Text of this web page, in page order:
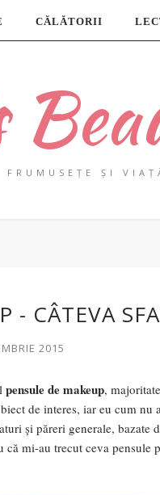
CĂLĂTORII
FRUMUSEȚE ȘI
- CÂTEVA
2015
pensule de makeup,
de interes, iar eu cum nu
și păreri generale, bazate
mi-au trecut ceva pensule